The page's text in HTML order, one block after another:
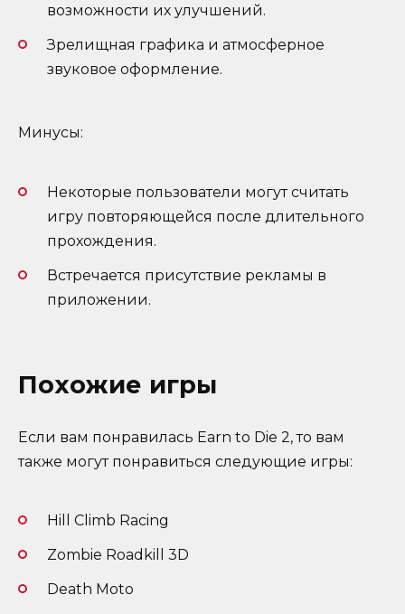
возможности их улучшений.
Зрелищная графика и атмосферное
звуковое оформление.
Минусы:
Некоторые пользователи могут считать
игру повторяющейся после длительного
прохождения.
Встречается присутствие рекламы в
приложении.
Похожие игры
Если вам понравилась Earn to Die 2, то вам
также могут понравиться следующие игры:
Hill Climb Racing
Zombie Roadkill 3D
Death Moto